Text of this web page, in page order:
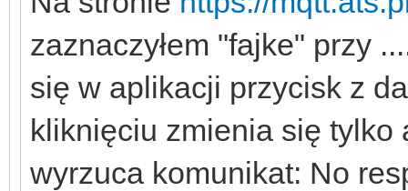
zaznaczyłem "fajke" przy
się w aplikacji przycisk z
kliknięciu zmienia się
wyrzuca komunikat: No